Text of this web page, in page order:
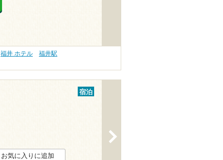
福井 ホテル
福井駅
宿泊
お気に入りに追加